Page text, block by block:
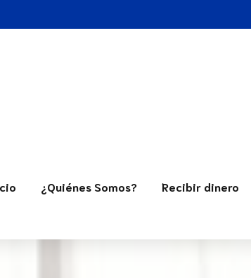
¿Quiénes Somos? Recibir dinero